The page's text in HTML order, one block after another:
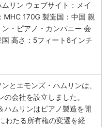
リン ウェブサイト：メイ
MHC 170G 製造国：中国 親
・ピアノ・カンパニー 会
高さ：5フィート6インチ
とエモンズ・ハムリンは、
会社を設立しました。
ハムリンはピアノ製造を開
わたる所有権の変遷を経